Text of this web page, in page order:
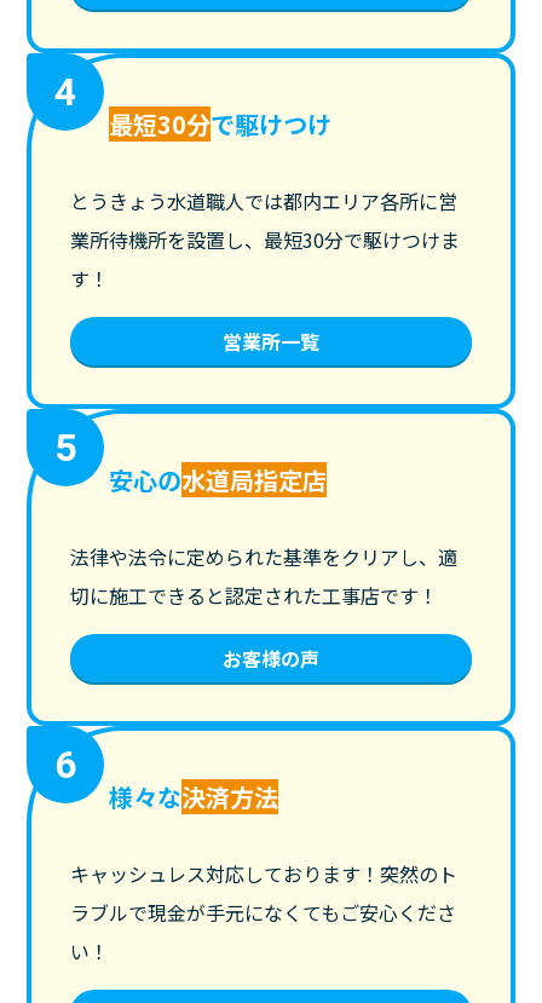
4
最短30分で駆けつけ
とうきょう水道職人では都内エリア各所に営
業所待機所を設置し、最短30分で駆けつけま
す！
営業所一覧
5
安心の水道局指定店
法律や法令に定められた基準をクリアし、適
切に施工できると認定された工事店です！
お客様の声
6
様々な決済方法
キャッシュレス対応しております！突然のト
ラブルで現金が手元になくてもご安心くださ
い！